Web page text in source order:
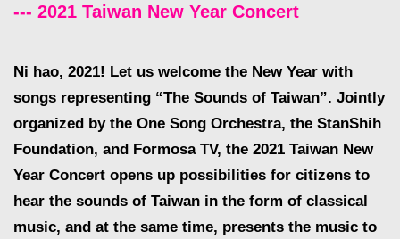
--- 2021 Taiwan New Year Concert
Ni hao, 2021! Let us welcome the New Year with
songs representing “The Sounds of Taiwan”. Jointly
organized by the One Song Orchestra, the StanShih
Foundation, and Formosa TV, the 2021 Taiwan New
Year Concert opens up possibilities for citizens to
hear the sounds of Taiwan in the form of classical
music, and at the same time, presents the music to